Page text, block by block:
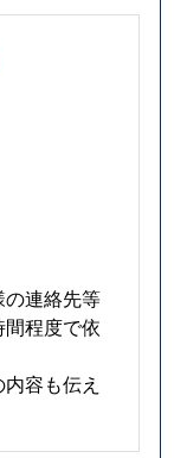
連絡先等
程度で依
容も伝え